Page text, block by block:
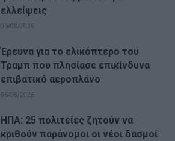
ελλείψεις
06/08/2026
Έρευνα για το ελικόπτερο του
Τραμπ που πλησίασε επικίνδυνα
επιβατικό αεροπλάνο
06/08/2026
ΗΠΑ: 25 πολιτείες ζητούν να
κριθούν παράνομοι οι νέοι δασμοί